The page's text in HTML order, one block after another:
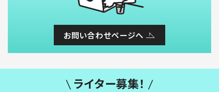
お問い合わせページへ
ライター募集！